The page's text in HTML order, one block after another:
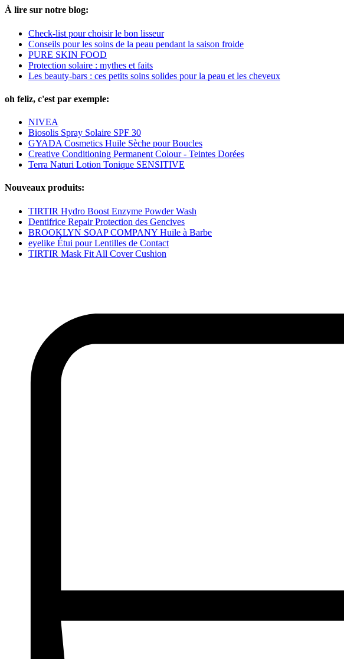
À lire sur notre blog:
Check-list pour choisir le bon lisseur
Conseils pour les soins de la peau pendant la saison froide
PURE SKIN FOOD
Protection solaire : mythes et faits
Les beauty-bars : ces petits soins solides pour la peau et les cheveux
oh feliz, c'est par exemple:
NIVEA
Biosolis Spray Solaire SPF 30
GYADA Cosmetics Huile Sèche pour Boucles
Creative Conditioning Permanent Colour - Teintes Dorées
Terra Naturi Lotion Tonique SENSITIVE
Nouveaux produits:
TIRTIR Hydro Boost Enzyme Powder Wash
Dentifrice Repair Protection des Gencives
BROOKLYN SOAP COMPANY Huile à Barbe
eyelike Étui pour Lentilles de Contact
TIRTIR Mask Fit All Cover Cushion